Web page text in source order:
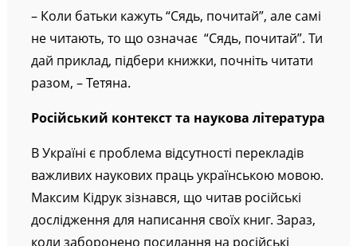
– Коли батьки кажуть “Сядь, почитай”, але самі
не читають, то що означає “Сядь, почитай”. Ти
дай приклад, підбери книжки, почніть читати
разом, – Тетяна.
Російський контекст та наукова література
В Україні є проблема відсутності перекладів
важливих наукових праць українською мовою.
Максим Кідрук зізнався, що читав російські
дослідження для написання своїх книг. Зараз,
коли заборонено посилання на російські